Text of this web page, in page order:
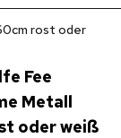
rost oder
Fee
Metall
oder weiß